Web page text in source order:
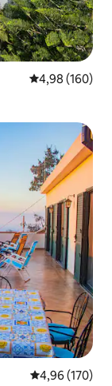
4,98 de uma
4,98 (160)
4,96 de uma
4,96 (170)